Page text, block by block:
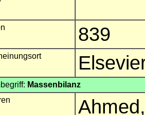
839
Massenbilanz